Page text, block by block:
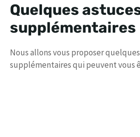
Quelques
supplémentaires
Nous allons vous proposer
supplémentaires qui peuvent vous